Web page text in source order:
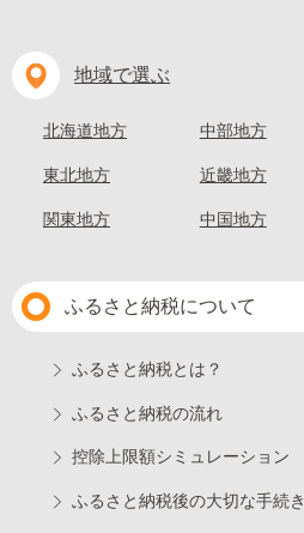
地域で選ぶ
北海道地方
東北地方
関東地方
中部地方
近畿地方
中国地方
ふるさと納税について
ふるさと納税とは？
ふるさと納税の流れ
控除上限額シミュレーション
ふるさと納税後の大切な手続き